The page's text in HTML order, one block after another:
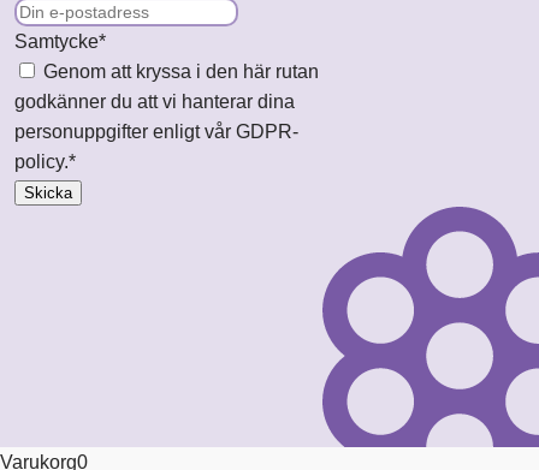
Samtycke*
Genom att kryssa i den här rutan
godkänner du att vi hanterar dina
personuppgifter enligt vår GDPR-
policy.*
Skicka
Varukorg0